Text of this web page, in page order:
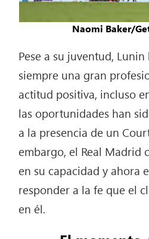
Naomi Baker/
Pese a su juventud,
siempre una gran
actitud positiva, incluso
las oportunidades han
a la presencia de un
embargo, el Real Madrid
en su capacidad y ahora
responder a la fe que el
en él.